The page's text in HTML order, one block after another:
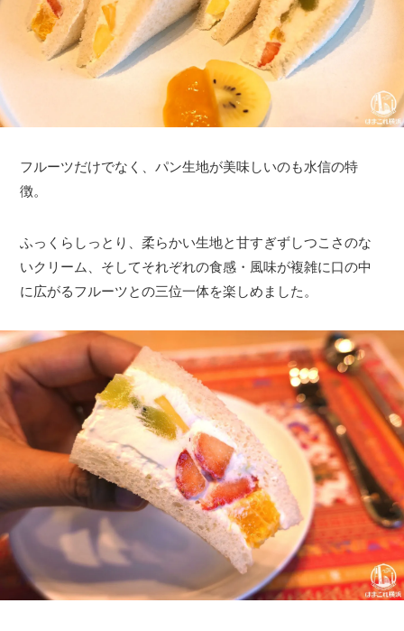
フルーツだけでなく、パン生地が美味しいのも水信の特
徴。
ふっくらしっとり、柔らかい生地と甘すぎずしつこさのな
いクリーム、そしてそれぞれの食感・風味が複雑に口の中
に広がるフルーツとの三位一体を楽しめました。